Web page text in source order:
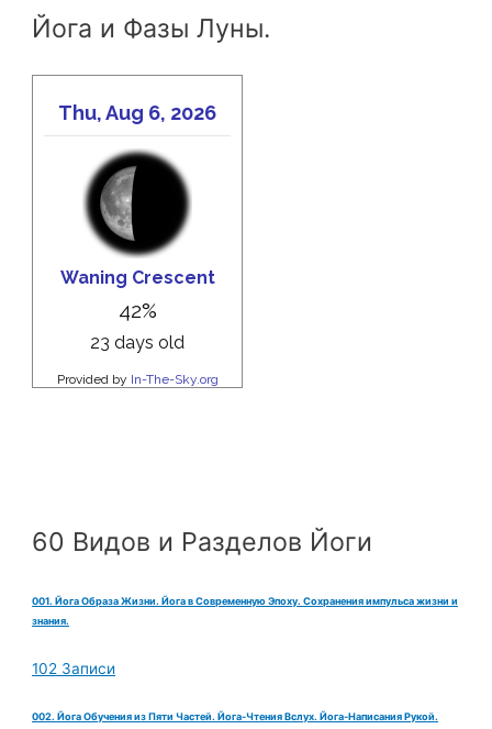
Йога и Фазы Луны.
60 Видов и Разделов Йоги
001. Йога Образа Жизни. Йога в Современную Эпоху. Сохранения импульса жизни и
знания.
102 Записи
002. Йога Обучения из Пяти Частей. Йога-Чтения Вслух. Йога-Написания Рукой.